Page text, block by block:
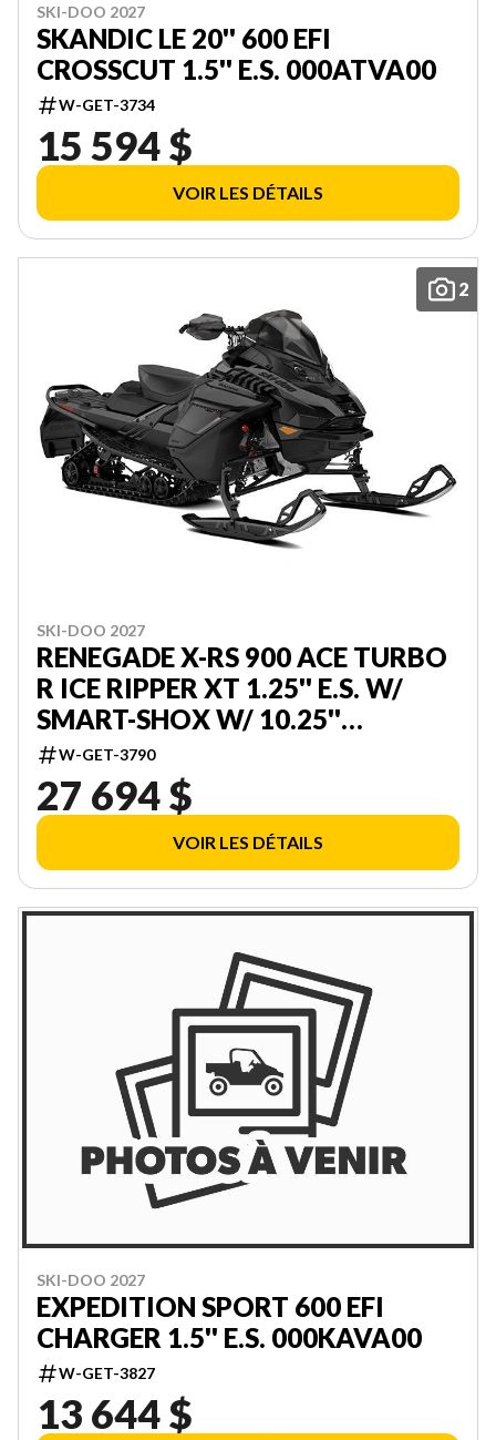
SKI-DOO 2027
SKANDIC LE 20'' 600 EFI
CROSSCUT 1.5'' E.S. 000ATVA00
W-GET-3734
15 594 $
VOIR LES DÉTAILS
2
SKI-DOO 2027
RENEGADE X-RS 900 ACE TURBO
R ICE RIPPER XT 1.25'' E.S. W/
SMART-SHOX W/ 10.25''
TOUCHSCREEN 000DAVJ00
W-GET-3790
27 694 $
VOIR LES DÉTAILS
SKI-DOO 2027
EXPEDITION SPORT 600 EFI
CHARGER 1.5'' E.S. 000KAVA00
W-GET-3827
13 644 $